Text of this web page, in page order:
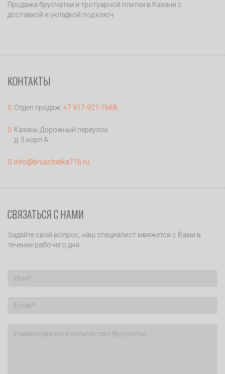
Продажа брусчатки и тротуарной плитки в Казани с
доставкой и укладкой под ключ
КОНТАКТЫ
Отдел продаж: +7 917-921-7668
Казань Дорожный переулок
д. 3 корп А
info@bruschatka716.ru
СВЯЗАТЬСЯ С НАМИ
Задайте свой вопрос, наш специалист мвяжется с Вами в
течение рабочего дня